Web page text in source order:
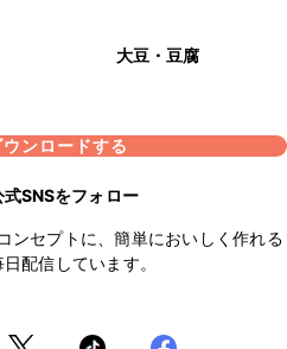
大豆・豆腐
ンロードする
SNSをフォロー
ンセプトに、簡単においしく作れる
配信しています。